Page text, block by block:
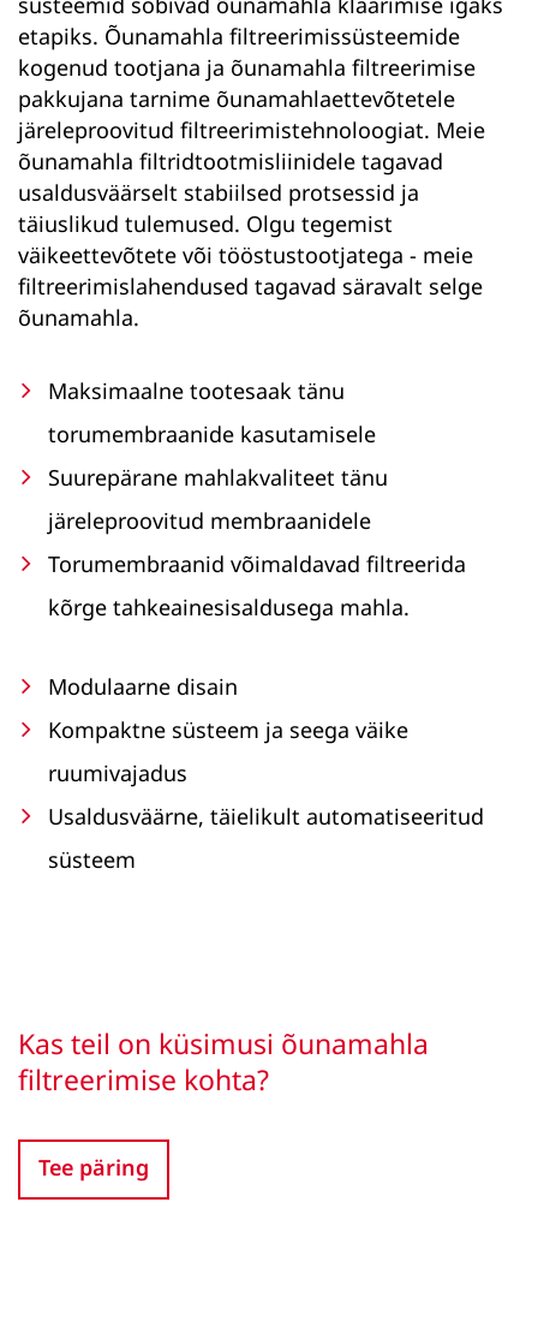
etapiks. Õunamahla filtreerimissüsteemide
kogenud tootjana ja õunamahla filtreerimise
pakkujana tarnime õunamahlaettevõtetele
järeleproovitud filtreerimistehnoloogiat. Meie
õunamahla filtridtootmisliinidele tagavad
usaldusväärselt stabiilsed protsessid ja
täiuslikud tulemused. Olgu tegemist
väikeettevõtete või tööstustootjatega - meie
filtreerimislahendused tagavad säravalt selge
õunamahla.
Maksimaalne tootesaak tänu
torumembraanide kasutamisele
Suurepärane mahlakvaliteet tänu
järeleproovitud membraanidele
Torumembraanid võimaldavad filtreerida
kõrge tahkeainesisaldusega mahla.
Modulaarne disain
Kompaktne süsteem ja seega väike
ruumivajadus
Usaldusväärne, täielikult automatiseeritud
süsteem
Kas teil on küsimusi õunamahla
filtreerimise kohta?
Tee päring